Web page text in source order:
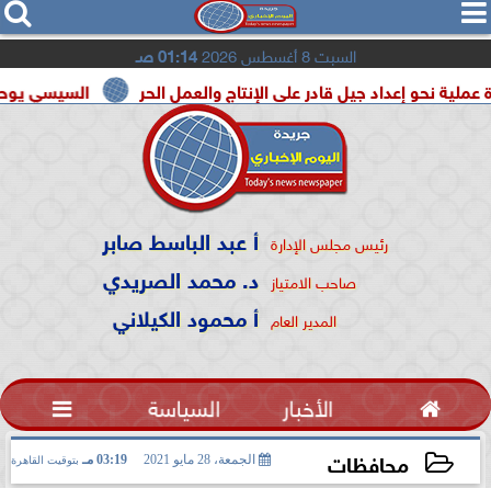
  
السبت 8 أغسطس 2026 01:14 صـ
السيسي يوحد السودان جيل قادر على الإنتاج والعمل الحر
رئيس مجلس الإدارة أ عبد الباسط صابر
صاحب الامتياز د. محمد الصريدي
المدير العام أ محمود الكيلاني
 الأخبار السياسة 
محافظات الجمعة، 28 مايو 2021 03:19 مـ بتوقيت القاهرة